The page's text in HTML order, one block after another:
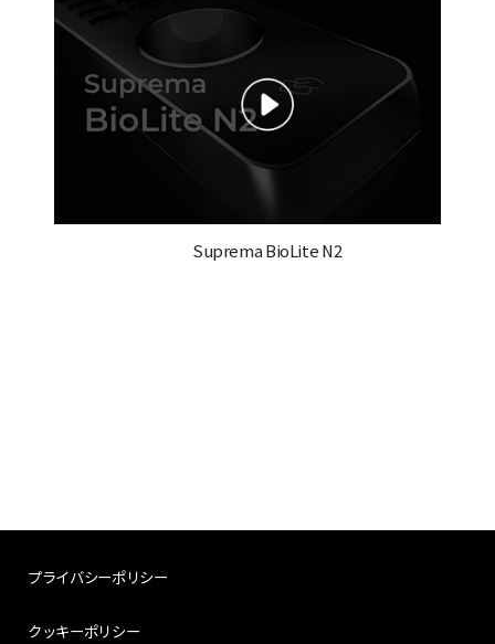
Suprema BioLite N2
プライバシーポリシー
クッキーポリシー